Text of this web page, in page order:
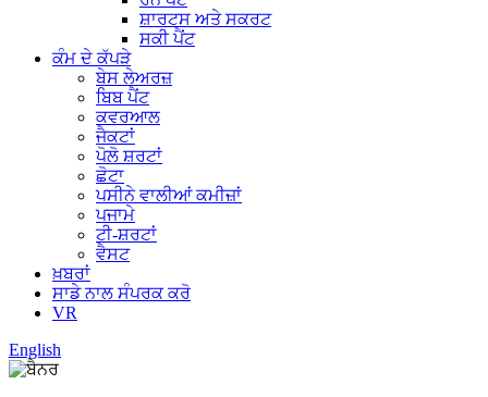
ਸ਼ਾਰਟਸ ਅਤੇ ਸਕਰਟ
ਸਕੀ ਪੈਂਟ
ਕੰਮ ਦੇ ਕੱਪੜੇ
ਬੇਸ ਲੇਅਰਜ਼
ਬਿਬ ਪੈਂਟ
ਕਵਰਆਲ
ਜੈਕਟਾਂ
ਪੋਲੋ ਸ਼ਰਟਾਂ
ਛੋਟਾ
ਪਸੀਨੇ ਵਾਲੀਆਂ ਕਮੀਜ਼ਾਂ
ਪਜਾਮੇ
ਟੀ-ਸ਼ਰਟਾਂ
ਵੈਸਟ
ਖ਼ਬਰਾਂ
ਸਾਡੇ ਨਾਲ ਸੰਪਰਕ ਕਰੋ
VR
English